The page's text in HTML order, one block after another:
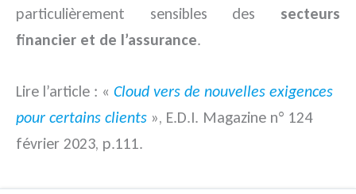
particulièrement sensibles des secteurs
financier et de l’assurance.
Lire l’article : « Cloud vers de nouvelles exigences
pour certains clients », E.D.I. Magazine n° 124
février 2023, p.111.